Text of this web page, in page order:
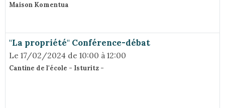
Maison Komentua
"La propriété" Conférence-débat
Le 17/02/2024 de 10:00 à 12:00
Cantine de l'école - Isturitz -